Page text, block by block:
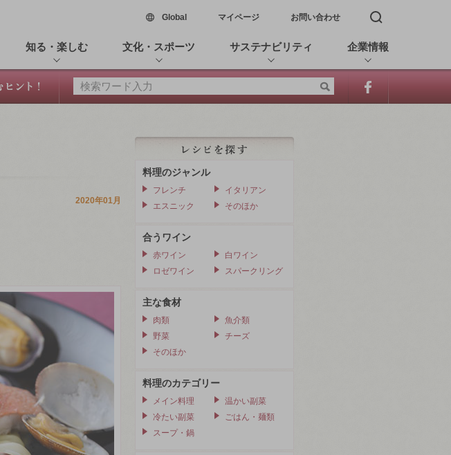
Global新しいウィンドウで開く
マイページ お問い合わせ 検索窓を開く
知る・楽しむ 文化・スポーツ サステナビリティ 企業情報
2020年01月
料理のジャンル
フレンチ
イタリアン
エスニック
そのほか
合うワイン
赤ワイン
白ワイン
ロゼワイン
スパークリング
主な食材
肉類
魚介類
野菜
チーズ
そのほか
料理のカテゴリー
メイン料理
温かい副菜
冷たい副菜
ごはん・麺類
スープ・鍋